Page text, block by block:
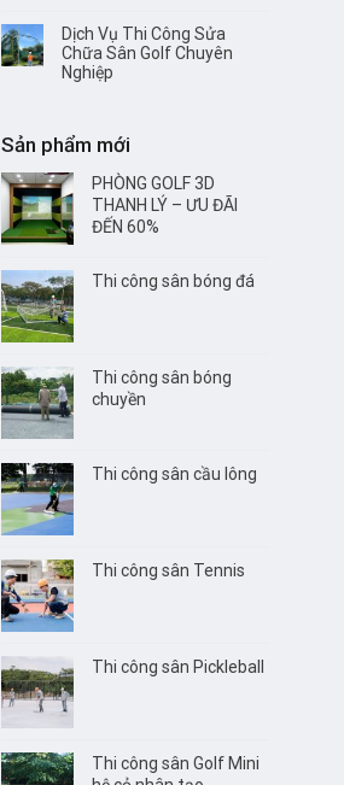
Dịch Vụ Thi Công Sửa
Chữa Sân Golf Chuyên
Nghiệp
Sản phẩm mới
PHÒNG GOLF 3D
THANH LÝ – ƯU ĐÃI
ĐẾN 60%
Thi công sân bóng đá
Thi công sân bóng
chuyền
Thi công sân cầu lông
Thi công sân Tennis
Thi công sân Pickleball
Thi công sân Golf Mini